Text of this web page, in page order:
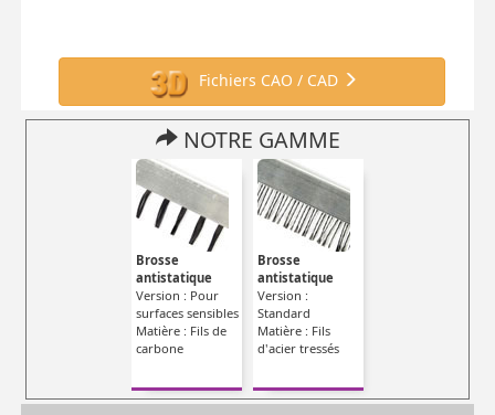
Fichiers CAO / CAD
NOTRE GAMME
Brosse
antistatique
Version : Pour
surfaces sensibles
Matière : Fils de
carbone
Brosse
antistatique
Version :
Standard
Matière : Fils
d'acier tressés